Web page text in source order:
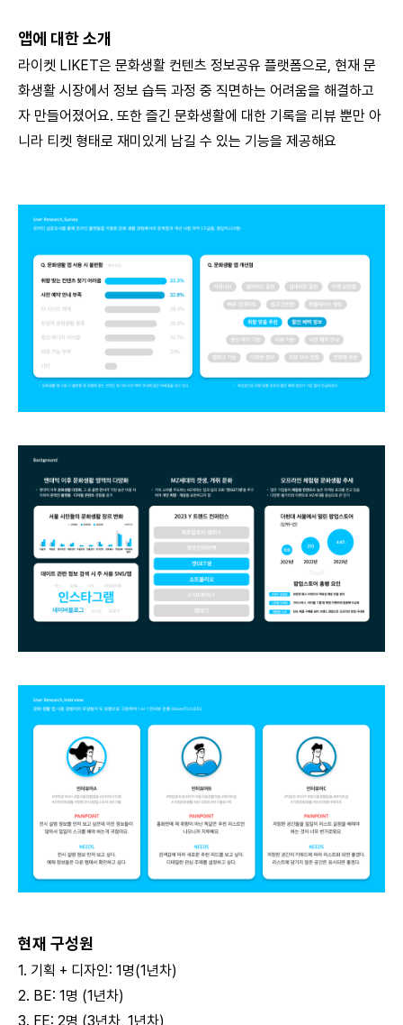
앱에 대한 소개
라이켓 LIKET은 문화생활 컨텐츠 정보공유 플랫폼으로, 현재 문
화생활 시장에서 정보 습득 과정 중 직면하는 어려움을 해결하고
자 만들어졌어요. 또한 즐긴 문화생활에 대한 기록을 리뷰 뿐만 아
니라 티켓 형태로 재미있게 남길 수 있는 기능을 제공해요
현재 구성원
1. 기획 + 디자인: 1명(1년차)
2. BE: 1명 (1년차)
3. FE: 2명 (3년차, 1년차)